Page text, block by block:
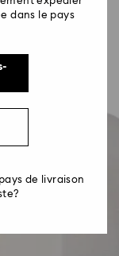
dans le pays
de livraison